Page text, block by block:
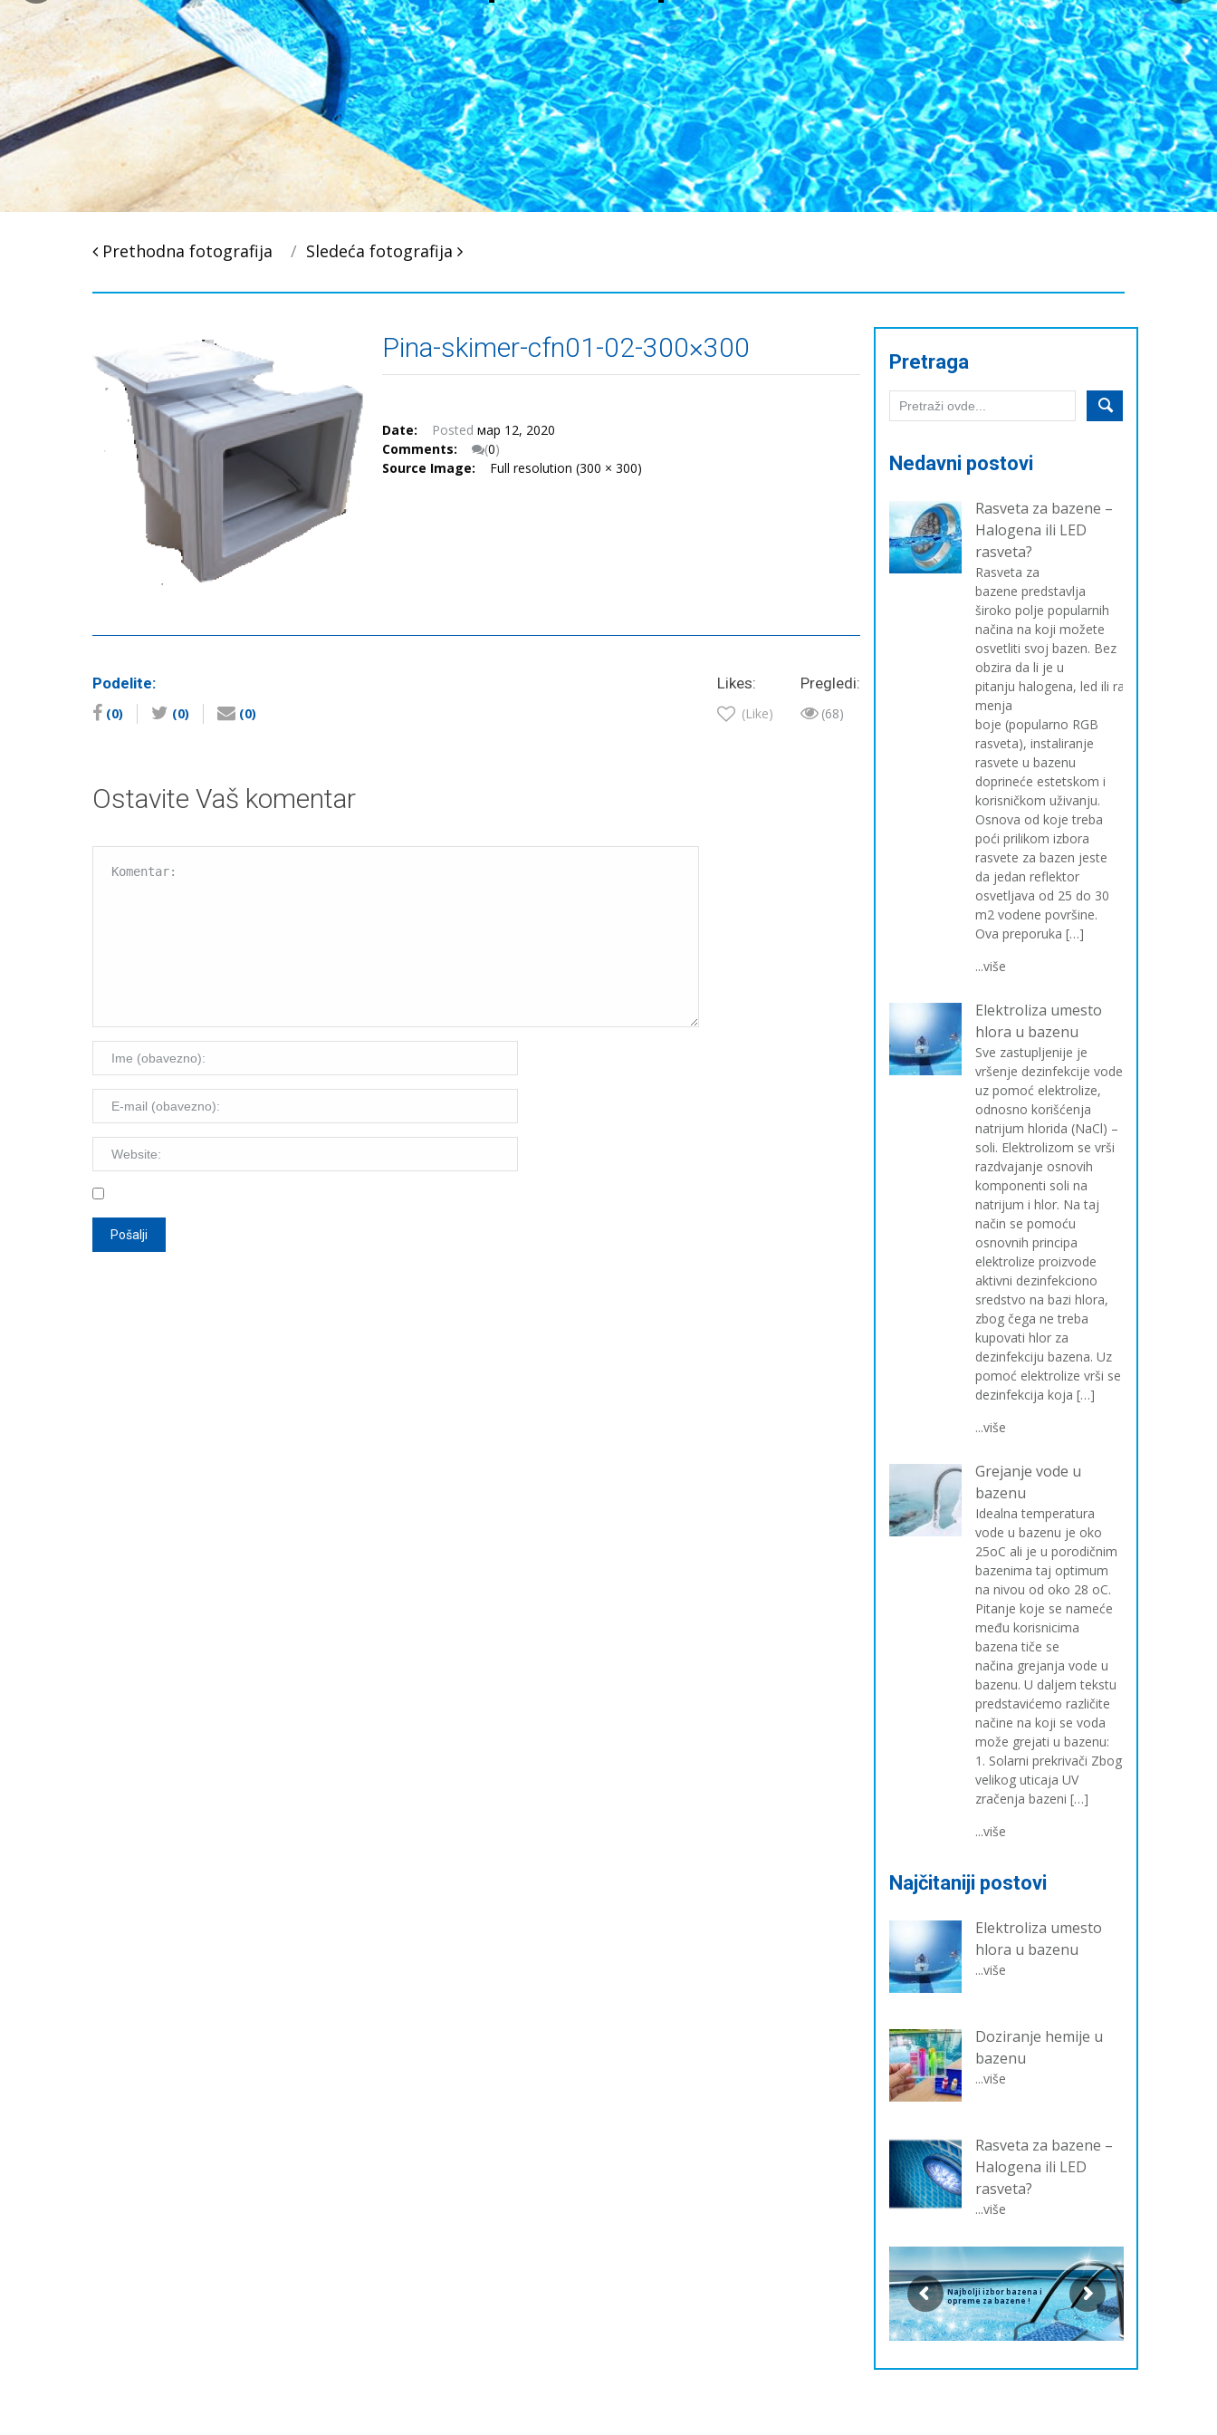
Post
Prethodna fotografija Sledeća fotografija
Pina-skimer-cfn01-02-300×300
Date: Posted мар 12, 2020
Comments:
(0)
Source Image:
Full resolution (300 × 300)
Podelite:
(0) (0) (0)
Pregledi:
(68)
Likes:
(Like)
Ostavite Vaš komentar
Pretraga
Nedavni postovi
Rasveta za bazene –
Halogena ili LED
rasveta?
Rasveta za
bazene predstavlja
široko polje popularnih
načina na koji možete
osvetliti svoj bazen. Bez
obzira da li je u
pitanju halogena, led ili rasveta koja
menja
boje (popularno RGB
rasveta), instaliranje
rasvete u bazenu
doprineće estetskom i
korisničkom uživanju.
Osnova od koje treba
poći prilikom izbora
rasvete za bazen jeste
da jedan reflektor
osvetljava od 25 do 30
m2 vodene površine.
Ova preporuka […]
...više
Elektroliza umesto
hlora u bazenu
Sve zastupljenije je
vršenje dezinfekcije vode
uz pomoć elektrolize,
odnosno korišćenja
natrijum hlorida (NaCl) –
soli. Elektrolizom se vrši
razdvajanje osnovih
komponenti soli na
natrijum i hlor. Na taj
način se pomoću
osnovnih principa
elektrolize proizvode
aktivni dezinfekciono
sredstvo na bazi hlora,
zbog čega ne treba
kupovati hlor za
dezinfekciju bazena. Uz
pomoć elektrolize vrši se
dezinfekcija koja […]
...više
Grejanje vode u
bazenu
Idealna temperatura
vode u bazenu je oko
25oC ali je u porodičnim
bazenima taj optimum
na nivou od oko 28 oC.
Pitanje koje se nameće
među korisnicima
bazena tiče se
načina grejanja vode u
bazenu. U daljem tekstu
predstavićemo različite
načine na koji se voda
može grejati u bazenu:
1. Solarni prekrivači Zbog
velikog uticaja UV
zračenja bazeni […]
...više
Najčitaniji postovi
Elektroliza umesto
hlora u bazenu
...više
Doziranje hemije u
bazenu
...više
Rasveta za bazene –
Halogena ili LED
rasveta?
...više
Najbolji izbor bazena i
opreme za bazene !